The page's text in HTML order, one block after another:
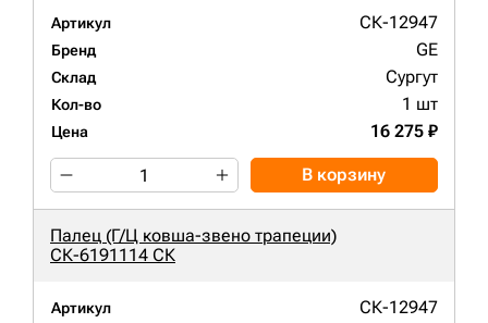
Артикул СК-12947
Бренд GE
Склад Сургут
Кол-во 1 шт
Цена 16 275 ₽
В корзину
Палец (Г/Ц ковша-звено трапеции)
СК-6191114 СК
Артикул СК-12947